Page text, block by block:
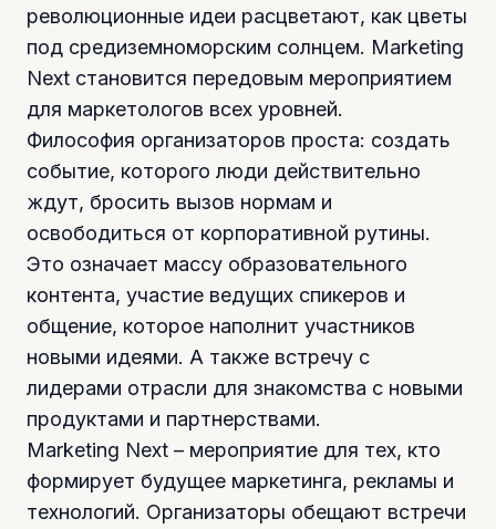
революционные идеи расцветают, как цветы
под средиземноморским солнцем. Marketing
Next становится передовым мероприятием
для маркетологов всех уровней.
Философия организаторов проста: создать
событие, которого люди действительно
ждут, бросить вызов нормам и
освободиться от корпоративной рутины.
Это означает массу образовательного
контента, участие ведущих спикеров и
общение, которое наполнит участников
новыми идеями. А также встречу с
лидерами отрасли для знакомства с новыми
продуктами и партнерствами.
Marketing Next – мероприятие для тех, кто
формирует будущее маркетинга, рекламы и
технологий. Организаторы обещают встречи